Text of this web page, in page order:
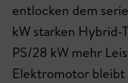
entlocken dem
kW starken Hybrid-
PS/28 kW mehr
Elektromotor bleibt